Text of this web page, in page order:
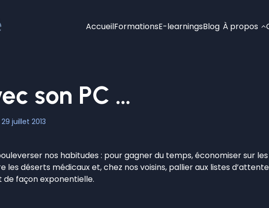
AccueilFormationsE-learningsBlog À propos
son PC …
29 juillet 2013
nos habitudes : pour gagner du temps, économiser sur
déserts médicaux et, chez nos voisins, pallier aux listes
façon exponentielle.